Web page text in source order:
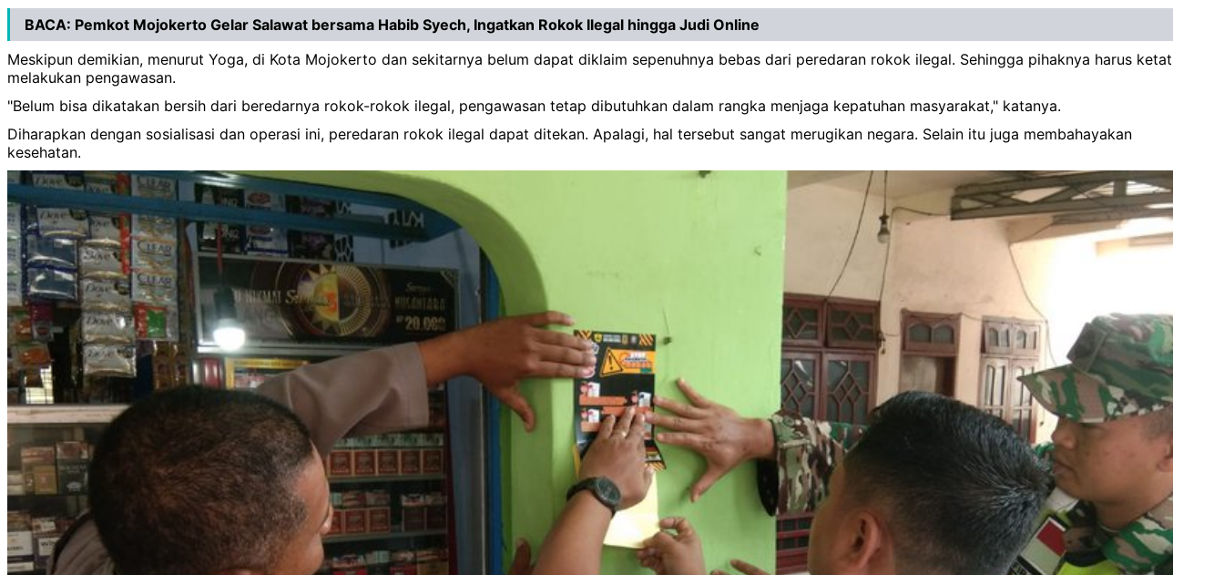
BACA: Pemkot Mojokerto Gelar Salawat bersama Habib Syech, Ingatkan Rokok Ilegal hingga Judi Online
Meskipun demikian, menurut Yoga, di Kota Mojokerto dan sekitarnya belum dapat diklaim sepenuhnya bebas dari peredaran rokok ilegal. Sehingga pihaknya harus ketat
melakukan pengawasan.
"Belum bisa dikatakan bersih dari beredarnya rokok-rokok ilegal, pengawasan tetap dibutuhkan dalam rangka menjaga kepatuhan masyarakat," katanya.
Diharapkan dengan sosialisasi dan operasi ini, peredaran rokok ilegal dapat ditekan. Apalagi, hal tersebut sangat merugikan negara. Selain itu juga membahayakan
kesehatan.